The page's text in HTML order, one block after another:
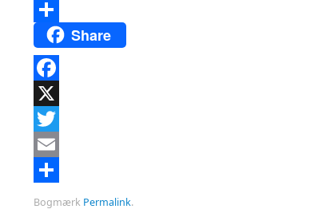
Email
Del
Share
Facebook
X
Twitter
Email
Del
Bogmærk Permalink.